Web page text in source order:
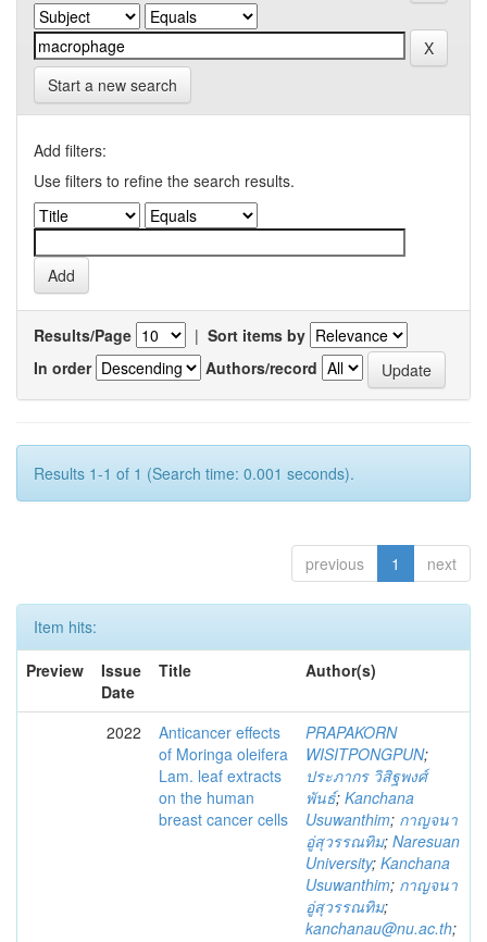
Start a new search
Add filters:
Use filters to refine the search results.
Results/Page | Sort items by
In order
Authors/record
Results 1-1 of 1 (Search time: 0.001 seconds).
previous 1 next
Item hits:
Preview
Issue
Date
Title Author(s)
2022
Anticancer effects
of Moringa oleifera
Lam. leaf extracts
on the human
breast cancer cells
PRAPAKORN
WISITPONGPUN;
ประภากร วิสิฐพงศ์
พันธ์; Kanchana
Usuwanthim; กาญจนา
อู่สุวรรณทิม; Naresuan
University; Kanchana
Usuwanthim; กาญจนา
อู่สุวรรณทิม;
kanchanau@nu.ac.th;